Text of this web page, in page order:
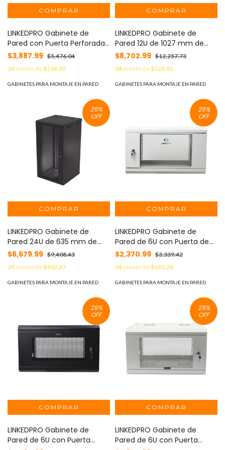
LINKEDPRO Gabinete de
Pared con Puerta Perforada,
635mm de Profundidad, 9U
Rack de 19 in, Acero
Reforzado MOD: SR-1909-
GN2P
$3,887.99 $5,476.04
24meses de$234.95
GABINETES PARA MONTAJE EN PARED
LINKEDPRO Gabinete de
Pared 12U de 1027 mm de
Profundidad: Máxima
Profundidad y Protección en
Acero Reforzado, Ideal para
UPS y Servidores de 19" MOD:
$8,702.99 $12,257.73
24meses de$525.91
GABINETES PARA MONTAJE EN PARED
29%
OFF
LINKEDPRO Gabinete de
Pared 24U de 635 mm de
Profundidad, Rack de 19
pulgadas en Acero
Reforzado: Compacto y
Resistente para Soluciones
$6,679.99 $9,408.43
24meses de$403.67
GABINETES PARA MONTAJE EN PARED
29%
OFF
LINKEDPRO Gabinete de
Pared de 6U con Puerta de
Cristal Templado, 455 mm
de Profundidad Total, Rack
de 19'', Acero Reforzado
Color Gris Mate MOD:
$2,370.99 $3,339.42
24meses de$143.28
GABINETES PARA MONTAJE EN PARED
29%
OFF
LINKEDPRO Gabinete de
Pared de 6U con Puerta
29%
OFF
LINKEDPRO Gabinete de
Pared de 6U con Puerta